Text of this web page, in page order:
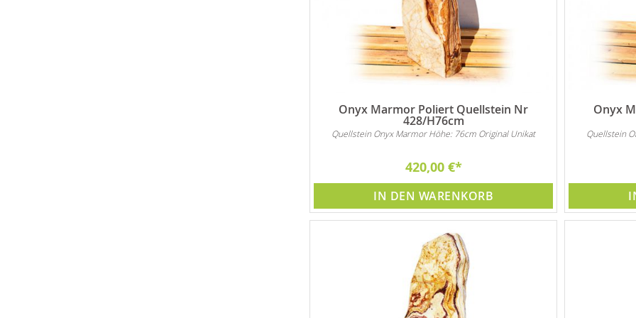
Onyx Marmor Poliert Quellstein Nr
428/H76cm
Quellstein Onyx Marmor Höhe: 76cm Original Unikat
420,00 €
IN DEN WARENKORB
Onyx
Quellstein